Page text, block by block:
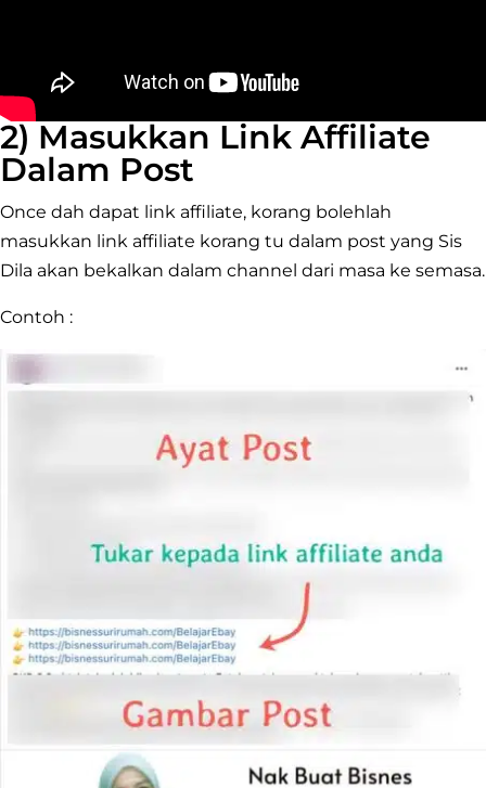
2) Masukkan Link Affiliate
Dalam Post
Once dah dapat link affiliate, korang bolehlah
masukkan link affiliate korang tu dalam post yang Sis
Dila akan bekalkan dalam channel dari masa ke semasa.
Contoh :